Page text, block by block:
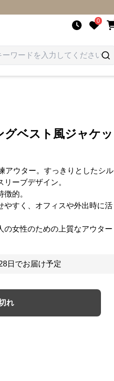
0
ベスト風ジャケッ
アウター。すっきりとしたシル
ーブデザイン。
的。
やすく、オフィスや外出時に活
の女性のための上質なアウター
日でお届け予定
れ